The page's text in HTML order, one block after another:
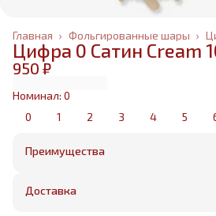
Фольгированные шары ›
Главная ›
Цифра 0 Сатин Cream
950 ₽
Номинал: 0
0
1 2 3 4 5
Преимущества
Оплата частями в Сплит
Бесплатная доставка в пределах
Доставка